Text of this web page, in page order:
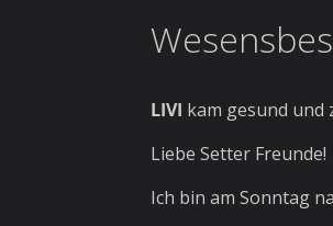
LIVI kam gesund und
Liebe Setter Freunde!
Ich bin am Sonntag